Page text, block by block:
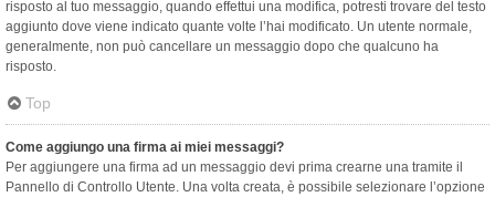
risposto al tuo messaggio, quando effettui una modifica, potresti trovare del testo
aggiunto dove viene indicato quante volte l’hai modificato. Un utente normale,
generalmente, non può cancellare un messaggio dopo che qualcuno ha
risposto.
Top
Come aggiungo una firma ai miei messaggi?
Per aggiungere una firma ad un messaggio devi prima crearne una tramite il
Pannello di Controllo Utente. Una volta creata, è possibile selezionare l’opzione